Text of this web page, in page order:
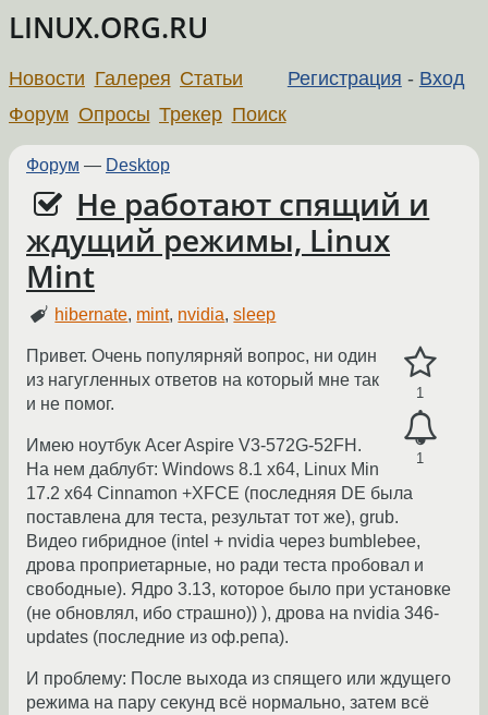
LINUX.ORG.RU
Регистрация - Вход
Новости Галерея Статьи
Форум Опросы Трекер Поиск
Форум — Desktop
Не работают спящий и
ждущий режимы, Linux
Mint
hibernate, mint, nvidia,sleep
1
1
Привет. Очень популярняй вопрос, ни один
из нагугленных ответов на который мне так
и не помог.
Имею ноутбук Acer Aspire V3-572G-52FH.
На нем даблубт: Windows 8.1 x64, Linux Min
17.2 x64 Cinnamon +XFCE (последняя DE была
поставлена для теста, результат тот же), grub.
Видео гибридное (intel + nvidia через bumblebee,
дрова проприетарные, но ради теста пробовал и
свободные). Ядро 3.13, которое было при установке
(не обновлял, ибо страшно)) ), дрова на nvidia 346-
updates (последние из оф.репа).
И проблему: После выхода из спящего или ждущего
режима на пару секунд всё нормально, затем всё